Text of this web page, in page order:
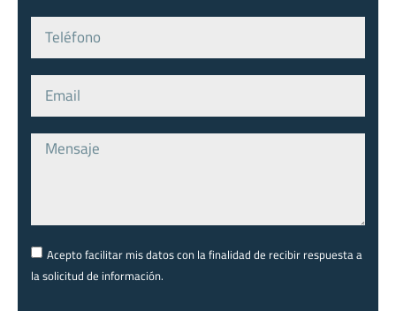
Acepto facilitar mis datos con la finalidad de recibir respuesta a
la solicitud de información.